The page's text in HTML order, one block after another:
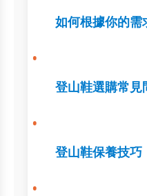
如何根據你的需
登山鞋選購常見
登山鞋保養技巧